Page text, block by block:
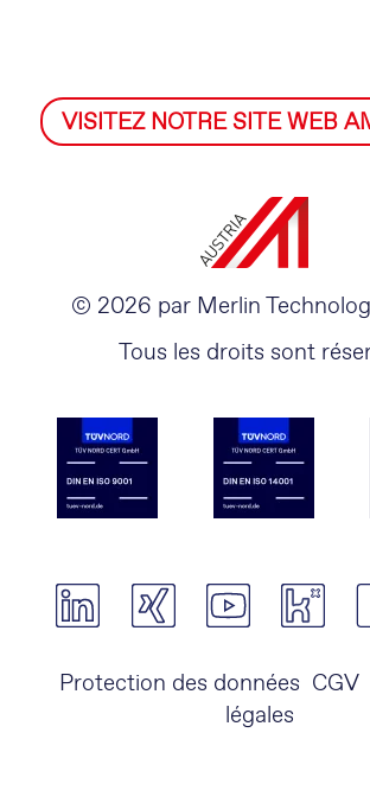
VISITEZ NOTRE SITE WEB
© 2026 par Merlin
Tous les droits sont
Protection des données CGV
légales